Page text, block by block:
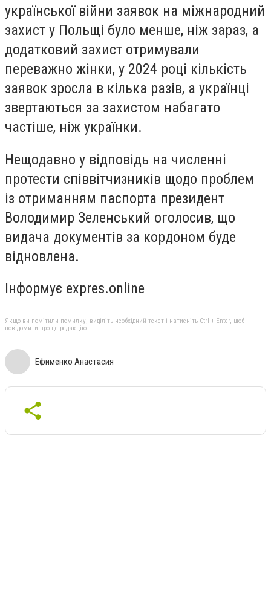
української війни заявок на міжнародний
захист у Польщі було менше, ніж зараз, а
додатковий захист отримували
переважно жінки, у 2024 році кількість
заявок зросла в кілька разів, а українці
звертаються за захистом набагато
частіше, ніж українки.
Нещодавно у відповідь на численні
протести співвітчизників щодо проблем
із отриманням паспорта президент
Володимир Зеленський оголосив, що
видача документів за кордоном буде
відновлена.
Інформує expres.online
Якщо ви помітили помилку, виділіть необхідний текст і натисніть Ctrl + Enter, щоб
повідомити про це редакцію
Ефименко Анастасия